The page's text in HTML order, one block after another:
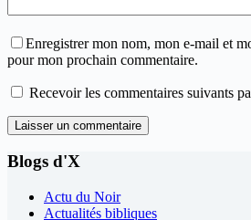
Enregistrer mon nom, mon e-mail et
pour mon prochain commentaire.
Recevoir les commentaires suivants
Laisser un commentaire
Blogs d'X
Actu du Noir
Actualités bibliques